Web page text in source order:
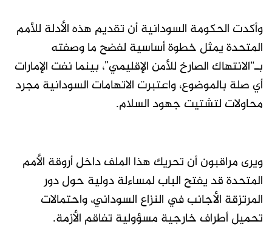
وأكدت الحكومة السودانية أن تقديم هذه الأدلة للأمم
المتحدة يمثل خطوة أساسية لفضح ما وصفته
بـ“الانتهاك الصارخ للأمن الإقليمي”، بينما نفت الإمارات
أي صلة بالموضوع، واعتبرت الاتهامات السودانية مجرد
محاولات لتشتيت جهود السلام.
ويرى مراقبون أن تحريك هذا الملف داخل أروقة الأمم
المتحدة قد يفتح الباب لمساءلة دولية حول دور
المرتزقة الأجانب في النزاع السوداني، واحتمالات
تحميل أطراف خارجية مسؤولية تفاقم الأزمة.